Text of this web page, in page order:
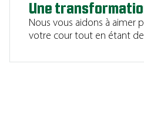
Une
Nous vous aidons à aimer
votre cour tout en étant